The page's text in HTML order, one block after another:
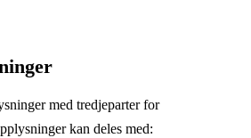
med tredjeparter for
kan deles med: